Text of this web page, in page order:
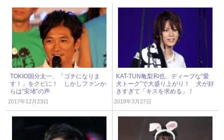
TOKIO国分太一、「ゴチになりま
す！」をクビに！ しかしファンか
らは“安堵”の声
2017年12月23日
KAT-TUN亀梨和也、ディープな“愛
犬トーク”で大盛り上がり！ 犬が好
きすぎて「キスを求める」！
2018年3月27日